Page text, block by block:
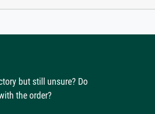
but still unsure? Do
the order?